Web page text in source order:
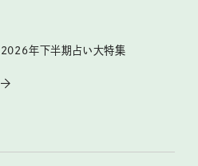
2026年下半期占い大特集